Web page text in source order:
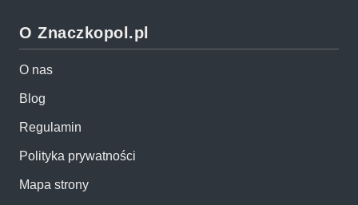
O Znaczkopol.pl
O nas
Blog
Regulamin
Polityka prywatności
Mapa strony